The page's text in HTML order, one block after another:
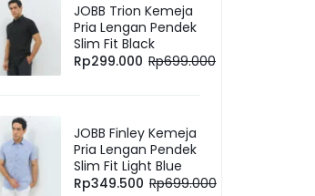
JOBB Trion Kemeja
Pria Lengan Pendek
Slim Fit Black
Rp299.000 Rp699.000
JOBB Finley Kemeja
Pria Lengan Pendek
Slim Fit Light Blue
Rp349.500 Rp699.000